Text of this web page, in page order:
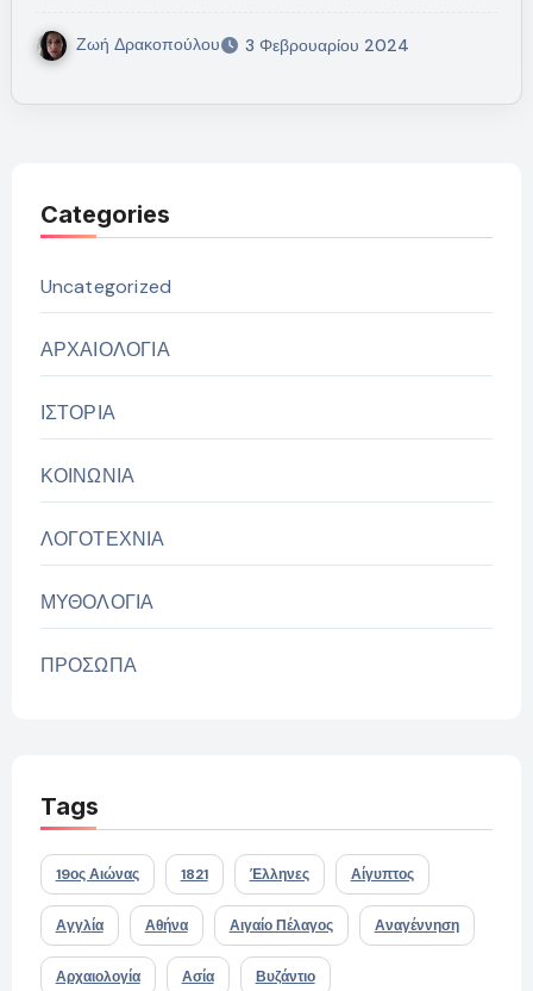
Ζωή Δρακοπούλου 3 Φεβρουαρίου 2024
Categories
Uncategorized
ΑΡΧΑΙΟΛΟΓΙΑ
ΙΣΤΟΡΙΑ
ΚΟΙΝΩΝΙΑ
ΛΟΓΟΤΕΧΝΙΑ
ΜΥΘΟΛΟΓΙΑ
ΠΡΟΣΩΠΑ
Tags
19ος Αιώνας 1821 Έλληνες Αίγυπτος
Αγγλία Αθήνα Αιγαίο Πέλαγος Αναγέννηση
Αρχαιολογία Ασία Βυζάντιο